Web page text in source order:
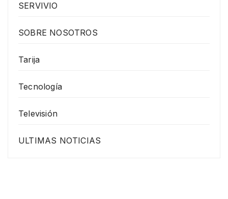
SERVIVIO
SOBRE NOSOTROS
Tarija
Tecnología
Televisión
ULTIMAS NOTICIAS